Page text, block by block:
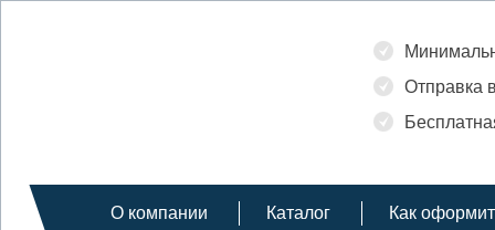
Отправка
О компании Каталог
Как